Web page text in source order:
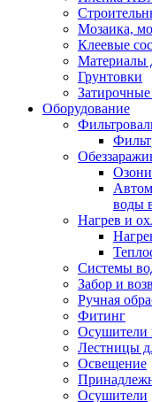
Мозаика,
Клеевые
Материалы
Грунтовки
Оборудование
воды
Нагрев и
Системы
Забор и
Ручная
Фитинг
Осушители
Лестницы
Освещение
Осушители